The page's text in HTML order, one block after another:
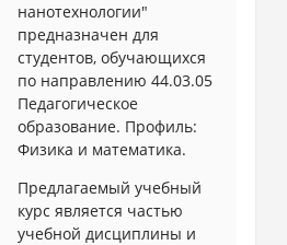
нанотехнологии"
предназначен для
студентов, обучающихся
по направлению 44.03.05
Педагогическое
образование. Профиль:
Физика и математика.
Предлагаемый учебный
курс является частью
учебной дисциплины и